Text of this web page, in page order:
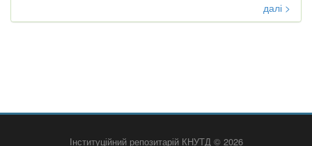
далі >
Інституційний репозитарій КНУТД © 2026